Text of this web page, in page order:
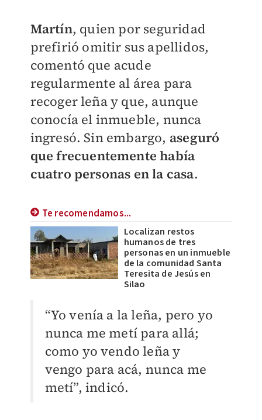
Martín, quien por seguridad
prefirió omitir sus apellidos,
comentó que acude
regularmente al área para
recoger leña y que, aunque
conocía el inmueble, nunca
ingresó. Sin embargo, aseguró
que frecuentemente había
cuatro personas en la casa.
Te recomendamos...
Localizan restos
humanos de tres
personas en un inmueble
de la comunidad Santa
Teresita de Jesús en
Silao
“Yo venía a la leña, pero yo
nunca me metí para allá;
como yo vendo leña y
vengo para acá, nunca me
metí”, indicó.